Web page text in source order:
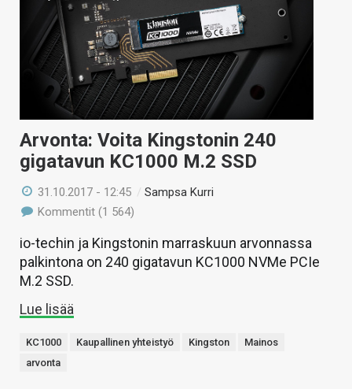
KAUPPA
VAIHDA TEEMA
HAKU
Arvonta: Voita Kingstonin 240
gigatavun KC1000 M.2 SSD
31.10.2017 - 12:45 /Sampsa Kurri
Kommentit (1 564)
io-techin ja Kingstonin marraskuun arvonnassa
palkintona on 240 gigatavun KC1000 NVMe PCIe
M.2 SSD.
Lue lisää
KC1000 Kaupallinen yhteistyö Kingston
Mainos
arvonta